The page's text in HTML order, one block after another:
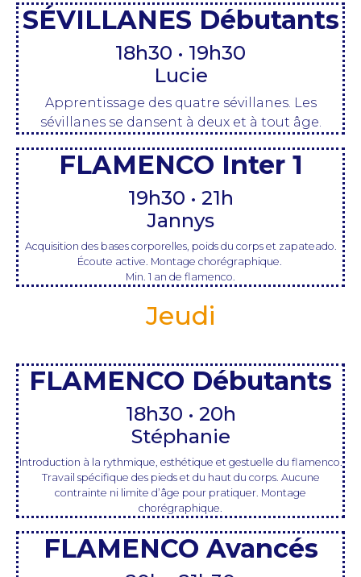
SÉVILLANES Débutants
18h30 • 19h30
Lucie
Apprentissage des quatre sévillanes. Les
sévillanes se dansent à deux et à tout âge.
FLAMENCO Inter 1
19h30 • 21h
Jannys
Acquisition des bases corporelles, poids du corps et zapateado.
Écoute active. Montage chorégraphique.
Min. 1 an de flamenco.
Jeudi
FLAMENCO Débutants
18h30 • 20h
Stéphanie
Introduction à la rythmique, esthétique et gestuelle du flamenco.
Travail spécifique des pieds et du haut du corps. Aucune
contrainte ni limite d’âge pour pratiquer. Montage
chorégraphique.
FLAMENCO Avancés